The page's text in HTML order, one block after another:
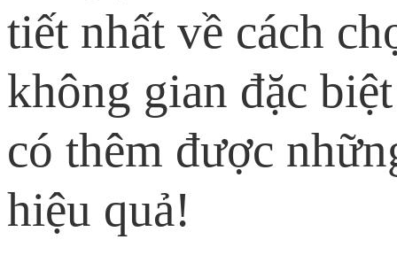
tiết nhất về cách
không gian đặc
có thêm được
hiệu quả!